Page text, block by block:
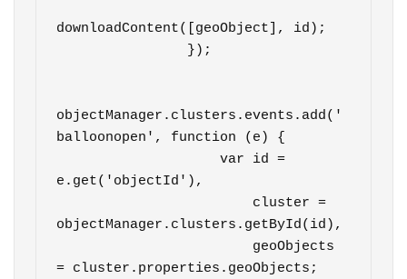
downloadContent([geoObject], id);
objectManager.clusters.events.add('
balloonopen', function (e) {
                    var id =
e.get('objectId'),
objectManager.clusters.getById(id),
= cluster.properties.geoObjects;